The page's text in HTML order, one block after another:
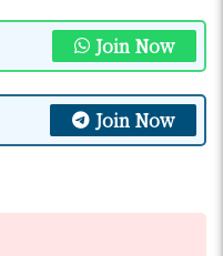
Join Now
Join Now